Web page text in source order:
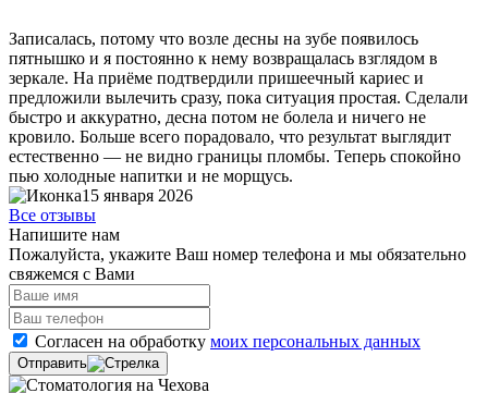
Записалась, потому что возле десны на зубе появилось
пятнышко и я постоянно к нему возвращалась взглядом в
зеркале. На приёме подтвердили пришеечный кариес и
предложили вылечить сразу, пока ситуация простая. Сделали
быстро и аккуратно, десна потом не болела и ничего не
кровило. Больше всего порадовало, что результат выглядит
естественно — не видно границы пломбы. Теперь спокойно
пью холодные напитки и не морщусь.
15 января 2026
Все отзывы
Напишите нам
Пожалуйста, укажите Ваш номер телефона и мы обязательно
свяжемся с Вами
Согласен на обработку моих персональных данных
Отправить